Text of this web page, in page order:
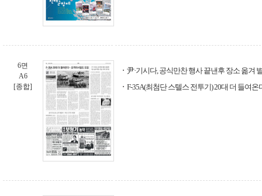
6면
A6
[종합]
尹·기시다, 공식만찬 행사 끝낸후 장소 옮겨
F-35A(최첨단 스텔스 전투기) 20대 더 들여